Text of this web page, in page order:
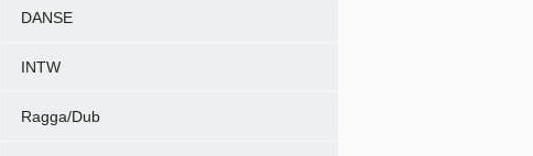
DANSE
INTW
Ragga/Dub